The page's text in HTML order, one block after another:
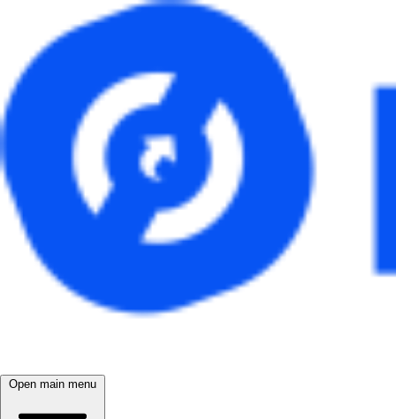
Open main menu